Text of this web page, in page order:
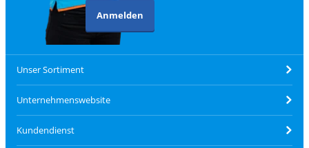
Anmelden
Unser Sortiment
Unternehmenswebsite
Kundendienst